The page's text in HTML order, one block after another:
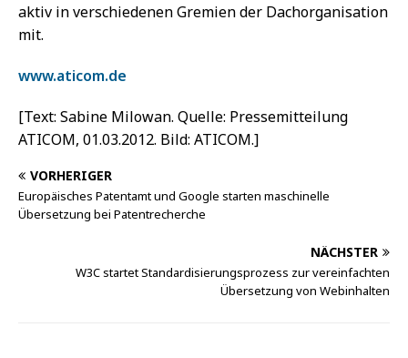
aktiv in verschiedenen Gremien der Dachorganisation
mit.
www.aticom.de
[Text: Sabine Milowan. Quelle: Pressemitteilung
ATICOM, 01.03.2012. Bild: ATICOM.]
VORHERIGER
Europäisches Patentamt und Google starten maschinelle
Übersetzung bei Patentrecherche
NÄCHSTER
W3C startet Standardisierungsprozess zur vereinfachten
Übersetzung von Webinhalten